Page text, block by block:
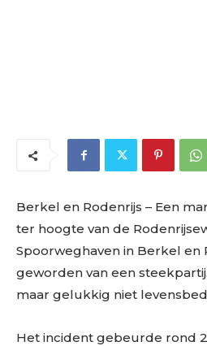
Berkel en Rodenrijs – Een
ter hoogte van de
Spoorweghaven in Berkel en
geworden van een
maar gelukkig niet
Het incident gebeurde rond